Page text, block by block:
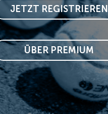
JETZT REGISTRIEREN
ÜBER PREMIUM